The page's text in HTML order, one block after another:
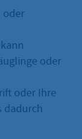
oder
oder
oder Ihre
dadurch